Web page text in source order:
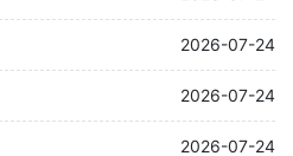
2026-07-24
2026-07-24
2026-07-24